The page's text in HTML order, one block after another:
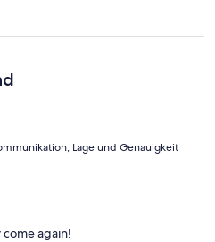
Lage und Genauigkeit
again!